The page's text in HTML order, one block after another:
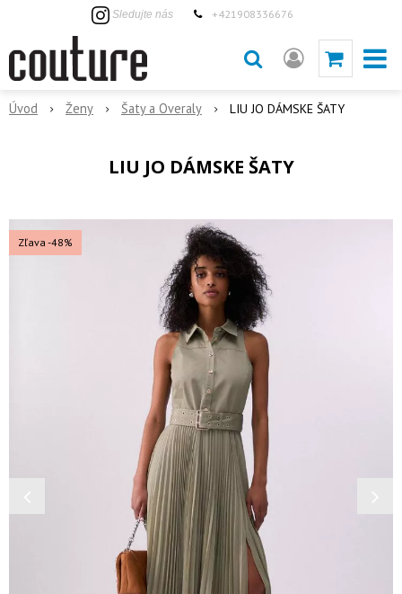
Sledujte nás +421908336676
Úvod Ženy Šaty a Overaly LIU JO DÁMSKE ŠATY
LIU JO DÁMSKE ŠATY
Zľava -48%